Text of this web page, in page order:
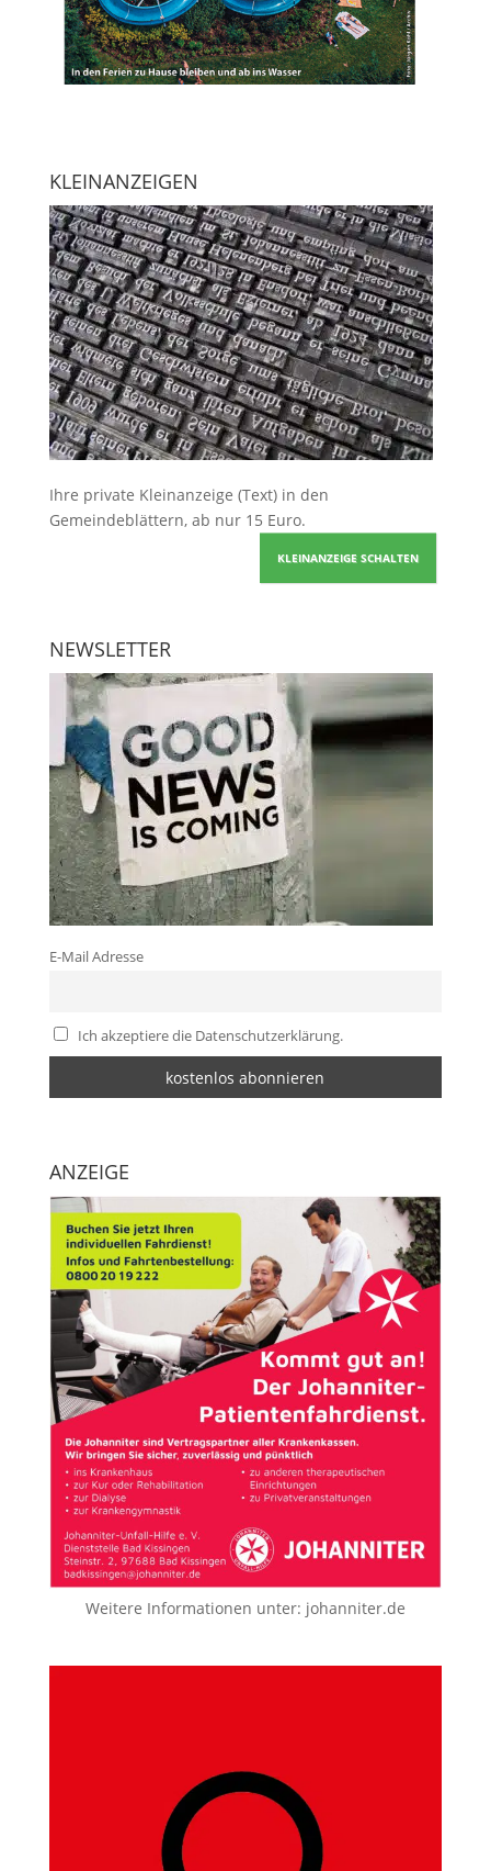
KLEINANZEIGEN
Ihre private Kleinanzeige (Text) in den
Gemeindeblättern, ab nur 15 Euro.
KLEINANZEIGE SCHALTEN
NEWSLETTER
E-Mail Adresse
Ich akzeptiere die Datenschutzerklärung.
ANZEIGE
Weitere Informationen unter: johanniter.de